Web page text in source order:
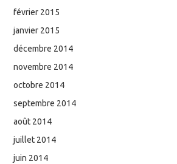
février 2015
janvier 2015
décembre 2014
novembre 2014
octobre 2014
septembre 2014
août 2014
juillet 2014
juin 2014